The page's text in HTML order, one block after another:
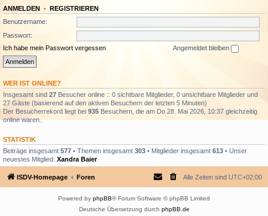
ANMELDEN • REGISTRIEREN
Benutzername:
Passwort:
Ich habe mein Passwort vergessen
Angemeldet bleiben
WER IST ONLINE?
Insgesamt sind 27 Besucher online :: 0 sichtbare Mitglieder, 0 unsichtbare Mitglieder und
27 Gäste (basierend auf den aktiven Besuchern der letzten 5 Minuten)
Der Besucherrekord liegt bei 935 Besuchern, die am Do 28. Mai 2026, 10:37 gleichzeitig
online waren.
STATISTIK
Beiträge insgesamt 577 • Themen insgesamt 303 • Mitglieder insgesamt 613 • Unser
neuestes Mitglied: Xandra Baier
ISDV-Homepage Foren Alle Zeiten sind UTC+02:00
Powered by phpBB® Forum Software © phpBB Limited
Deutsche Übersetzung durch phpBB.de